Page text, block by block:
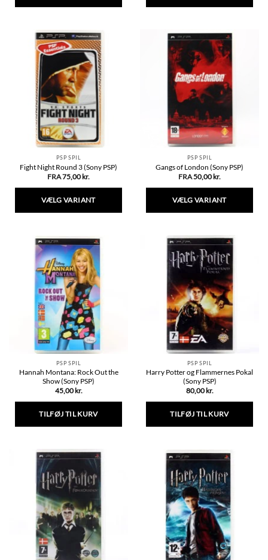
har
flere
varianter.
Mulighederne
kan
vælges
på
varesiden
PSP SPIL
Fight Night Round 3 (Sony PSP)
FRA75,00 kr.
VÆLG VARIANT
har
flere
varianter.
Mulighederne
kan
vælges
på
varesiden
PSP SPIL
Gangs of London (Sony PSP)
FRA50,00 kr.
VÆLG VARIANT
har
flere
varianter.
Mulighederne
kan
vælges
på
varesiden
PSP SPIL
Hannah Montana: Rock Out the
Show (Sony PSP)
45,00 kr.
TILFØJ TIL KURV
PSP SPIL
Harry Potter og Flammernes Pokal
(Sony PSP)
80,00 kr.
TILFØJ TIL KURV